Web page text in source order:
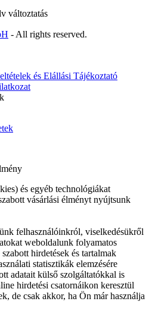
változtatás
- All rights reserved.
és Elállási Tájékoztató
és egyéb technológiákat
vásárlási élményt nyújtsunk
felhasználóinkról, viselkedésükről
weboldalunk folyamatos
hirdetések és tartalmak
statisztikák elemzésére
adatait külső szolgáltatókkal is
hirdetési csatornáikon keresztül
de csak akkor, ha Ön már használja